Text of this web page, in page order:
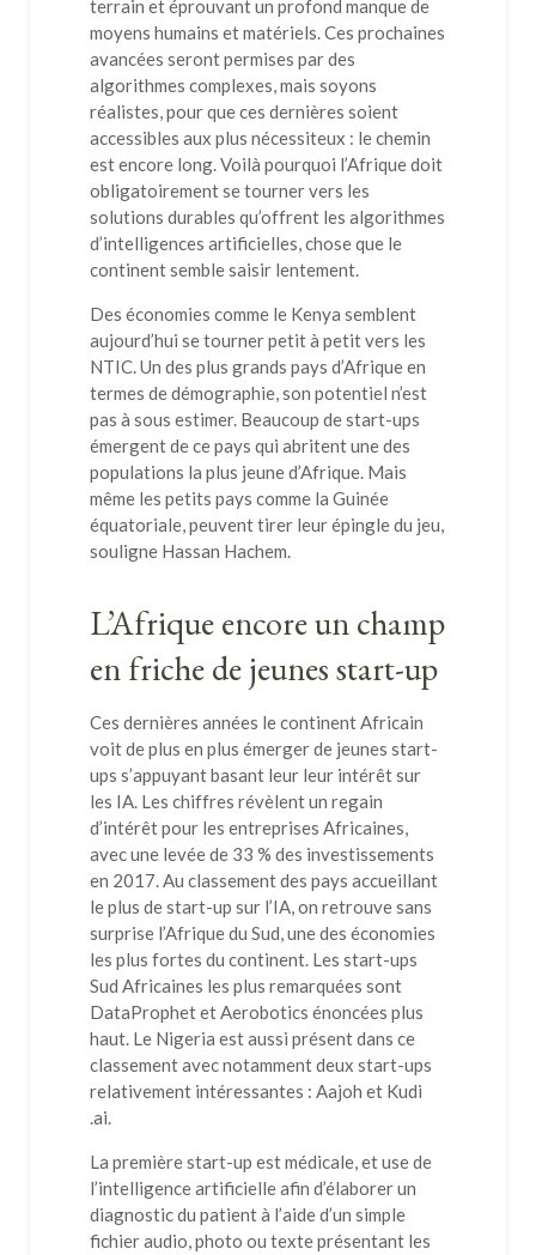
terrain et éprouvant un profond manque de
moyens humains et matériels. Ces prochaines
avancées seront permises par des
algorithmes complexes, mais soyons
réalistes, pour que ces dernières soient
accessibles aux plus nécessiteux : le chemin
est encore long. Voilà pourquoi l’Afrique doit
obligatoirement se tourner vers les
solutions durables qu’offrent les algorithmes
d’intelligences artificielles, chose que le
continent semble saisir lentement.
Des économies comme le Kenya semblent
aujourd’hui se tourner petit à petit vers les
NTIC. Un des plus grands pays d’Afrique en
termes de démographie, son potentiel n’est
pas à sous estimer. Beaucoup de start-ups
émergent de ce pays qui abritent une des
populations la plus jeune d’Afrique. Mais
même les petits pays comme la Guinée
équatoriale, peuvent tirer leur épingle du jeu,
souligne Hassan Hachem.
L’Afrique encore un champ
en friche de jeunes start-up
Ces dernières années le continent Africain
voit de plus en plus émerger de jeunes start-
ups s’appuyant basant leur leur intérêt sur
les IA. Les chiffres révèlent un regain
d’intérêt pour les entreprises Africaines,
avec une levée de 33 % des investissements
en 2017. Au classement des pays accueillant
le plus de start-up sur l’IA, on retrouve sans
surprise l’Afrique du Sud, une des économies
les plus fortes du continent. Les start-ups
Sud Africaines les plus remarquées sont
DataProphet et Aerobotics énoncées plus
haut. Le Nigeria est aussi présent dans ce
classement avec notamment deux start-ups
relativement intéressantes : Aajoh et Kudi
.ai.
La première start-up est médicale, et use de
l’intelligence artificielle afin d’élaborer un
diagnostic du patient à l’aide d’un simple
fichier audio, photo ou texte présentant les